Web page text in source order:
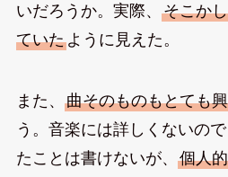
いだろうか。実際、 そこか
ていたように見えた。
また、 曲そのものもとても
う。音楽には詳しくないの
たことは書けないが、 個人